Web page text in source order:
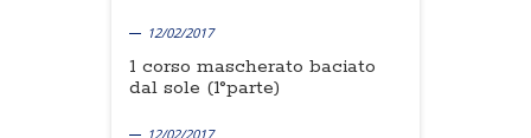
12/02/2017
1 corso mascherato baciato
dal sole (1°parte)
12/02/2017